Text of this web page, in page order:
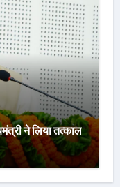
ने लिया तत्काल